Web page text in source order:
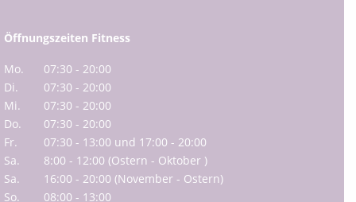
Öffnungszeiten Fitness
Mo.
07:30 - 20:00
Di.
07:30 - 20:00
Mi.
07:30 - 20:00
Do.
07:30 - 20:00
Fr.
07:30 - 13:00 und 17:00 - 20:00
Sa.
8:00 - 12:00 (Ostern - Oktober )
Sa.
16:00 - 20:00 (November - Ostern)
So.
08:00 - 13:00